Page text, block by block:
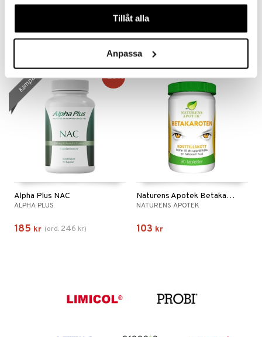
våra cookies vid fortsatt användande av vår webbplats.
Tillåt alla
Anpassa
351 kr (ord.412kr) 157 kr (ord.209kr)
Alpha Plus NAC
ALPHA PLUS
185 kr (ord. 246 kr)
kampanj -25%
Naturens Apotek Betakaroten
NATURENS APOTEK
103 kr